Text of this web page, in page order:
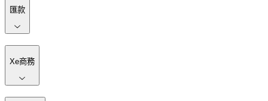
匯款
Xe商務